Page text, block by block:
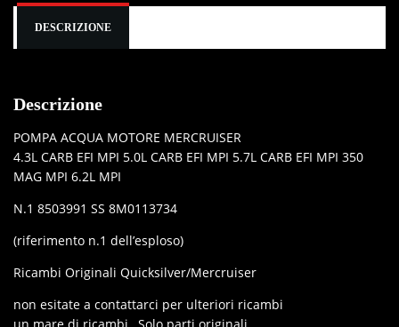
DESCRIZIONE
Descrizione
POMPA ACQUA MOTORE MERCRUISER
4.3L CARB EFI MPI 5.0L CARB EFI MPI 5.7L CARB EFI MPI 350
MAG MPI 6.2L MPI
N.1 8503991 SS 8M0113734
(riferimento n.1 dell’esploso)
Ricambi Originali Quicksilver/Mercruiser
non esitate a contattarci per ulteriori ricambi